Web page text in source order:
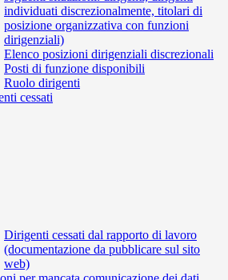
individuati discrezionalmente, titolari di
posizione organizzativa con funzioni
dirigenziali)
Elenco posizioni dirigenziali discrezionali
Posti di funzione disponibili
Ruolo dirigenti
cessati
Dirigenti cessati dal rapporto di lavoro
(documentazione da pubblicare sul sito
web)